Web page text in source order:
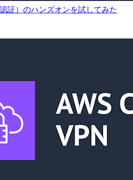
証）のハンズオンを試してみた